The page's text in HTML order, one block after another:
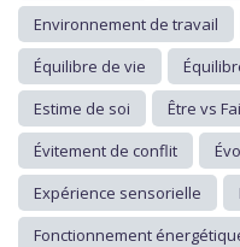
Environnement de travail
Équilibre de vie
Estime de soi
Être vs
Évitement de conflit
Expérience sensorielle
Fonctionnement